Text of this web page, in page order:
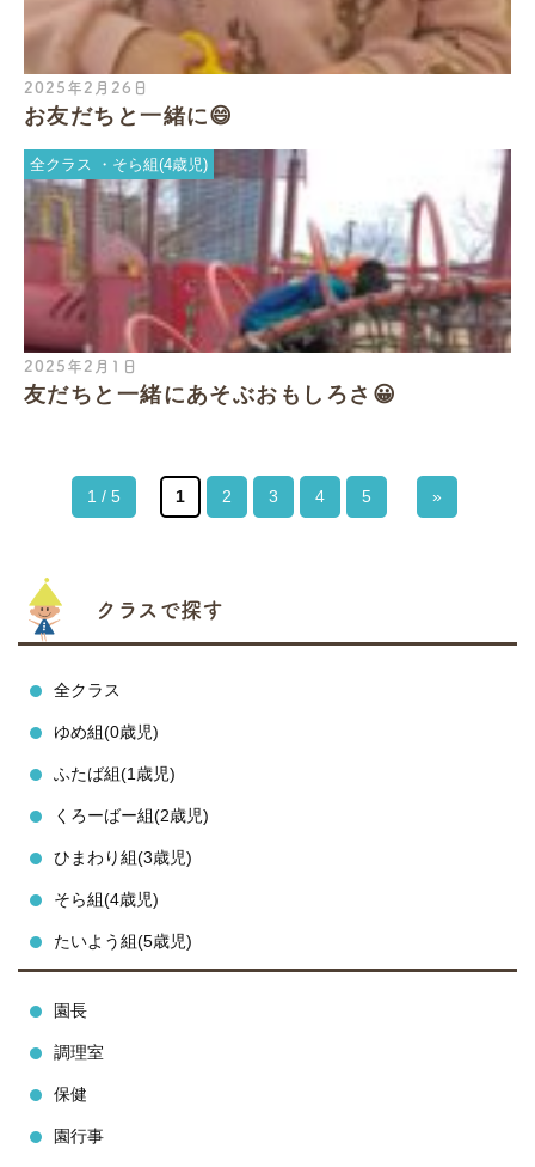
クラスで探す
全クラス
ゆめ組(0歳児)
ふたば組(1歳児)
くろーばー組(2歳児)
ひまわり組(3歳児)
そら組(4歳児)
たいよう組(5歳児)
園長
調理室
保健
園行事
2025年2月26日
お友だちと一緒に😄
全クラス そら組(4歳児)
2025年2月1日
友だちと一緒にあそぶおもしろさ😀
1 / 5 1 2 3 4 5 »